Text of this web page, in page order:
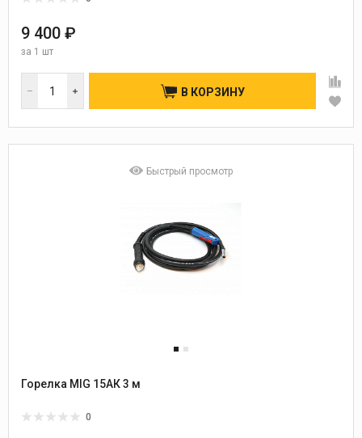
9 400 ₽
за 1 шт
В КОРЗИНУ
Быстрый просмотр
Горелка MIG 15АК 3 м
0